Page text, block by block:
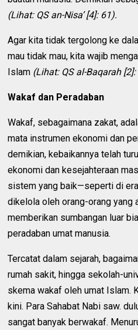
(Lihat: QS an-Nisa’ [4]: 61).
Agar kita tidak tergolong ke
mau tidak mau, kita wajib
Islam (Lihat: QS al-Baqarah
Wakaf dan Peradaban
Wakaf, sebagaimana zakat,
mata instrumen ekonomi dan
demikian, kebaikannya telah
ekonomi dan kesejahteraan
sistem yang baik—seperti di
dikelola oleh orang-orang yang
memberikan sumbangan luar
peradaban umat manusia.
Tercatat dalam sejarah,
rumah sakit, hingga sekolah-
skema wakaf oleh umat Islam.
kini. Para Sahabat Nabi saw.
sangat banyak berwakaf.